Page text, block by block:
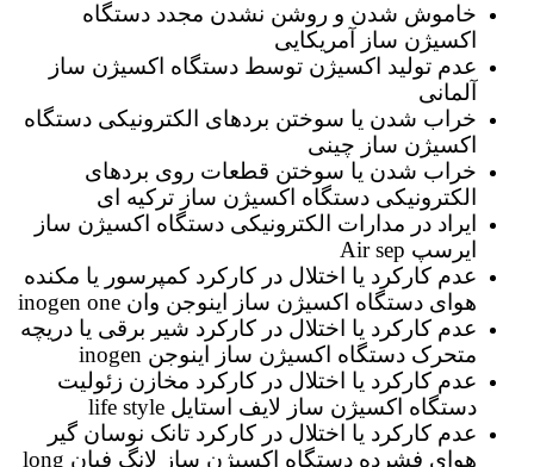
خاموش شدن و روشن نشدن مجدد دستگاه
اکسیژن ساز آمریکایی
عدم تولید اکسیژن توسط دستگاه اکسیژن ساز
آلمانی
خراب شدن یا سوختن بردهای الکترونیکی دستگاه
اکسیژن ساز چینی
خراب شدن یا سوختن قطعات روی بردهای
الکترونیکی دستگاه اکسیژن ساز ترکیه ای
ایراد در مدارات الکترونیکی دستگاه اکسیژن ساز
ایرسپ Air sep
عدم کارکرد یا اختلال در کارکرد کمپرسور یا مکنده
هوای دستگاه اکسیژن ساز اینوجن وان inogen one
عدم کارکرد یا اختلال در کارکرد شیر برقی یا دریچه
متحرک دستگاه اکسیژن ساز اینوجن inogen
عدم کارکرد یا اختلال در کارکرد مخازن زئولیت
دستگاه اکسیژن ساز لایف استایل life style
عدم کارکرد یا اختلال در کارکرد تانک نوسان گیر
هوای فشرده دستگاه اکسیژن ساز لانگ فیان long